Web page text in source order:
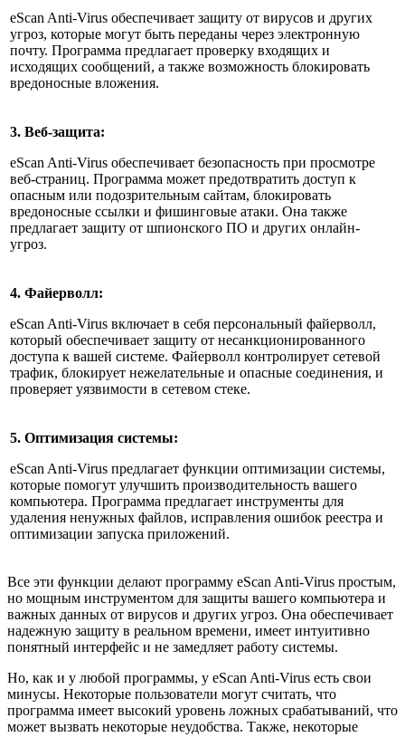
eScan Anti-Virus обеспечивает защиту от вирусов и других
угроз, которые могут быть переданы через электронную
почту. Программа предлагает проверку входящих и
исходящих сообщений, а также возможность блокировать
вредоносные вложения.
3. Веб-защита:
eScan Anti-Virus обеспечивает безопасность при просмотре
веб-страниц. Программа может предотвратить доступ к
опасным или подозрительным сайтам, блокировать
вредоносные ссылки и фишинговые атаки. Она также
предлагает защиту от шпионского ПО и других онлайн-
угроз.
4. Файерволл:
eScan Anti-Virus включает в себя персональный файерволл,
который обеспечивает защиту от несанкционированного
доступа к вашей системе. Файерволл контролирует сетевой
трафик, блокирует нежелательные и опасные соединения, и
проверяет уязвимости в сетевом стеке.
5. Оптимизация системы:
eScan Anti-Virus предлагает функции оптимизации системы,
которые помогут улучшить производительность вашего
компьютера. Программа предлагает инструменты для
удаления ненужных файлов, исправления ошибок реестра и
оптимизации запуска приложений.
Все эти функции делают программу eScan Anti-Virus простым,
но мощным инструментом для защиты вашего компьютера и
важных данных от вирусов и других угроз. Она обеспечивает
надежную защиту в реальном времени, имеет интуитивно
понятный интерфейс и не замедляет работу системы.
Но, как и у любой программы, у eScan Anti-Virus есть свои
минусы. Некоторые пользователи могут считать, что
программа имеет высокий уровень ложных срабатываний, что
может вызвать некоторые неудобства. Также, некоторые